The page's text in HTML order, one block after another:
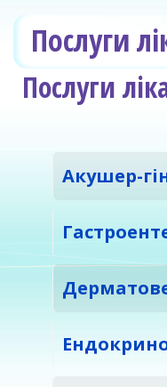
Послуги
Послуги
Акушер-